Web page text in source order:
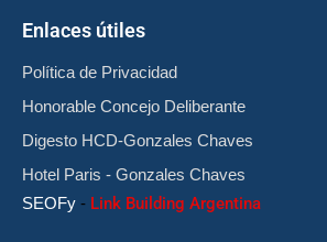
Enlaces útiles
Política de Privacidad
Honorable Concejo Deliberante
Digesto HCD-Gonzales Chaves
Hotel Paris - Gonzales Chaves
SEOFy - Link Building Argentina